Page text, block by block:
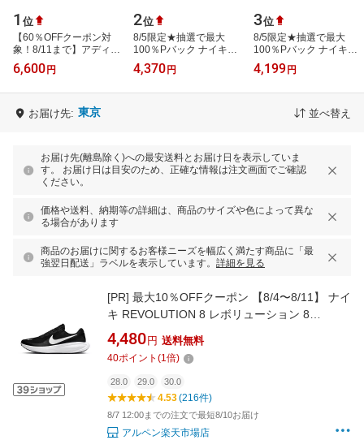
1 位
【60％OFFクーポン対
象！8/11まで】アディダ
ス（adidas）（メンズ）
スポーツシューズ ランニ
6,600 円
2位
8/5限定★抽選で最大
100％Pバック ナイキ
REVOLUTION 8 レボリ
ューション 8 ワイド
4,370 円
3位
8/5限定★抽選で最大
100％Pバック ナイキ
REVOLUTION 8 ウィメ
ンズ レボリューション 8
4,199 円
お届け先: 東京 並べ替え
お届け先(離島除く)への最安送料とお届け日を表示していま
す。 お届け日は目安のため、正確な情報は注文画面でご確認
ください。
価格や送料、納期等の詳細は、商品のサイズや色によって異な
る場合があります
商品のお届けに関するお客様ニーズを幅広く満たす商品に「最
強翌日配送」ラベルを表示しています。 詳細を見る
[PR] 最大10％OFFクーポン 【8/4〜8/11】 ナイ
キ REVOLUTION 8 レボリューション 8
HJ9198-003 メンズ 陸上/ランニング ランニン
グシューズ : ダークグレー×ブラック NIKE
imbkk
4,480 円 送料無料
40ポイント (1倍)
28.0 29.0 30.0
4.53(216件)
8/7 12:00までの注文で最短8/10お届け
アルペン楽天市場店